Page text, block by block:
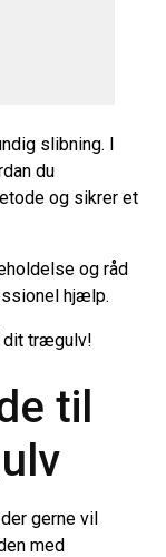
slibning. I
du
og sikrer et
og råd
hjælp.
dit trægulv!
til
gerne vil
med